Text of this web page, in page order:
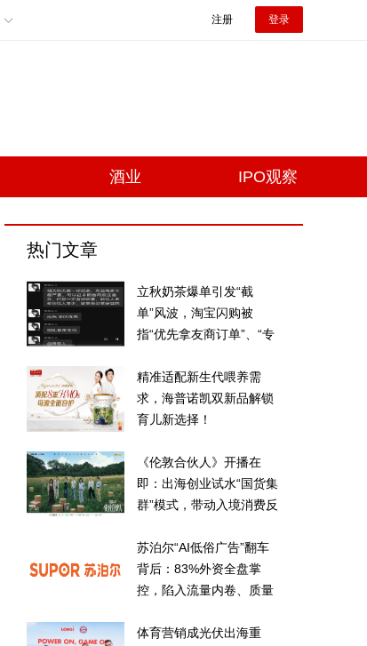
注册 登录
酒业 IPO观察
热门文章
立秋奶茶爆单引发“截
单”风波，淘宝闪购被
指“优先拿友商订单”、“专
精准适配新生代喂养需
求，海普诺凯双新品解锁
育儿新选择！
《伦敦合伙人》开播在
即：出海创业试水“国货集
群”模式，带动入境消费反
苏泊尔“AI低俗广告”翻车
背后：83%外资全盘掌
控，陷入流量内卷、质量
体育营销成光伏出海重